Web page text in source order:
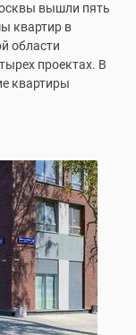
вышли пять
квартир в
области
проектах. В
квартиры